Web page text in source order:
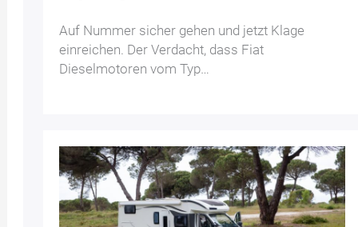
Auf Nummer sicher gehen und jetzt Klage
einreichen. Der Verdacht, dass Fiat
Dieselmotoren vom Typ…